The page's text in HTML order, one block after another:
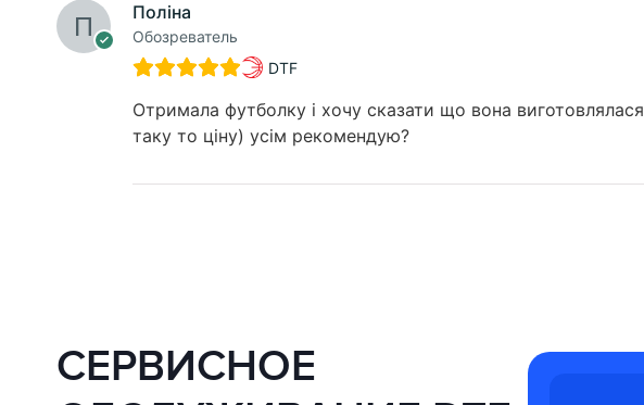
Поліна
Обозреватель
DTF
Отримала футболку і хочу сказати що вона
таку то ціну) усім рекомендую?
СЕРВИСНОЕ